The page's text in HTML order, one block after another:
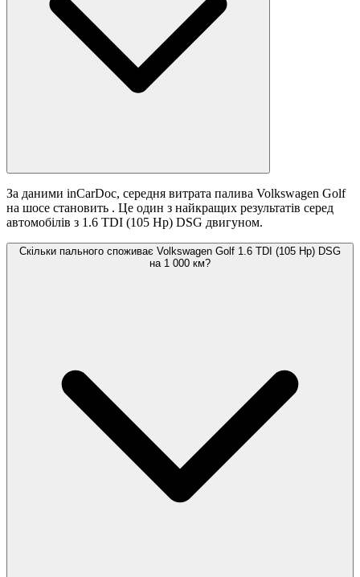
За даними inCarDoc, середня витрата палива Volkswagen Golf
на шосе становить . Це один з найкращих результатів серед
автомобілів з 1.6 TDI (105 Hp) DSG двигуном.
Скільки пального споживає Volkswagen Golf 1.6 TDI (105 Hp) DSG
на 1 000 км?